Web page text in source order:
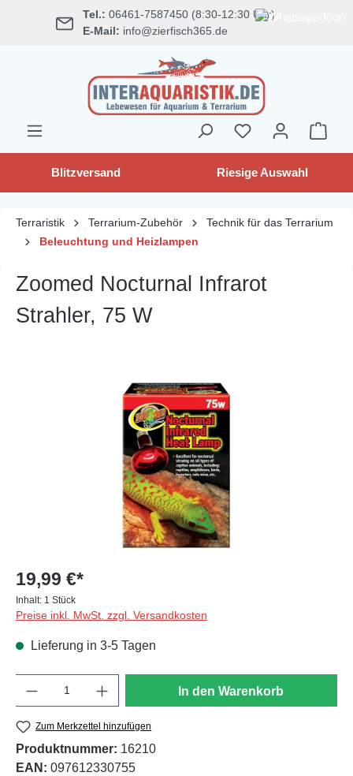
springen Tel.: 06461-7587450 (8:30-12:30 Uhr)
E-Mail: info@zierfisch365.de
Blitzversand Riesige Auswahl
Terraristik Terrarium-Zubehör
Technik für das Terrarium
Beleuchtung und Heizlampen
Zoomed Nocturnal Infrarot
Strahler, 75 W
Bildergalerie überspringen
19,99 €*
Inhalt: 1 Stück
Preise inkl. MwSt. zzgl. Versandkosten
Lieferung in 3-5 Tagen
In den Warenkorb
Zum Merkzettel hinzufügen
Produktnummer: 16210
EAN: 097612330755